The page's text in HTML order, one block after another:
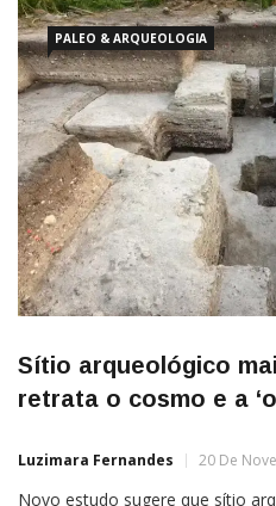
localizada no município de
Feira PALEO & ARQUEOLOGIA
Sítio arqueológico
retrata o cosmo e a
Luzimara Fernandes 20 De
Novo estudo sugere que sítio